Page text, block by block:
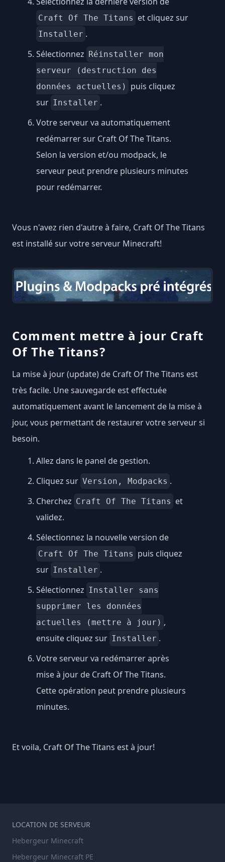
Craft Of The Titans et cliquez sur
Installer .
Sélectionnez Réinstaller mon
serveur (destruction des
données actuelles)
puis cliquez
sur Installer .
Votre serveur va automatiquement
redémarrer sur Craft Of The Titans.
Selon la version et/ou modpack, le
serveur peut prendre plusieurs minutes
pour redémarrer.
Vous n'avez rien d'autre à faire, Craft Of The Titans
est installé sur votre serveur Minecraft!
Comment mettre à jour Craft
Of The Titans?
La mise à jour (update) de Craft Of The Titans est
très facile. Une sauvegarde est effectuée
automatiquement avant le lancement de la mise à
jour, vous permettant de restaurer votre serveur si
besoin.
Allez dans le panel de gestion.
Cliquez sur Version, Modpacks .
Cherchez Craft Of The Titans et
validez.
Sélectionnez la nouvelle version de
Craft Of The Titans puis cliquez
sur Installer .
Sélectionnez Installer sans
supprimer les données
actuelles (mettre à jour) ,
ensuite cliquez sur Installer .
Votre serveur va redémarrer après
mise à jour de Craft Of The Titans.
Cette opération peut prendre plusieurs
minutes.
Et voila, Craft Of The Titans est à jour!
LOCATION DE SERVEUR
Hebergeur Minecraft
Hebergeur Minecraft PE